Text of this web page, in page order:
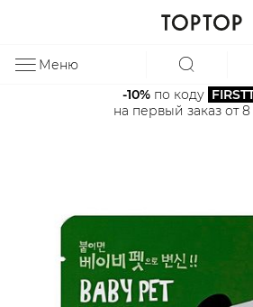
Меню
-10% по коду
на первый заказ от 8